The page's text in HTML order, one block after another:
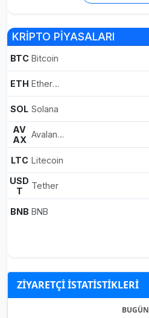
KRİPTO PİYASALARI
BTC Bitcoin
ETH Ethereum
SOL Solana
AV
AX
Avalanche
LTC Litecoin
USD
T
Tether
BNB BNB
ZİYARETÇİ İSTATİSTİKLERİ
BUGÜN